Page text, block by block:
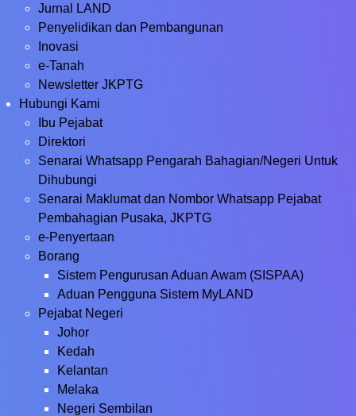
Jurnal LAND
Penyelidikan dan Pembangunan
Inovasi
e-Tanah
Newsletter JKPTG
Hubungi Kami
Ibu Pejabat
Direktori
Senarai Whatsapp Pengarah Bahagian/Negeri Untuk
Dihubungi
Senarai Maklumat dan Nombor Whatsapp Pejabat
Pembahagian Pusaka, JKPTG
e-Penyertaan
Borang
Sistem Pengurusan Aduan Awam (SISPAA)
Aduan Pengguna Sistem MyLAND
Pejabat Negeri
Johor
Kedah
Kelantan
Melaka
Negeri Sembilan